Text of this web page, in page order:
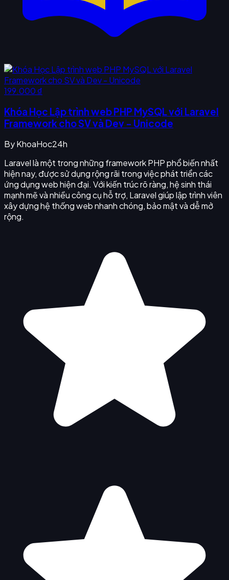
199.000 ₫
Khóa Học Lập trình web PHP MySQL với Laravel
Framework cho SV và Dev - Unicode
ByKhoaHoc24h
Laravel là một trong những framework PHP phổ biến nhất
hiện nay, được sử dụng rộng rãi trong việc phát triển các
ứng dụng web hiện đại. Với kiến trúc rõ ràng, hệ sinh thái
mạnh mẽ và nhiều công cụ hỗ trợ, Laravel giúp lập trình viên
xây dựng hệ thống web nhanh chóng, bảo mật và dễ mở
rộng.